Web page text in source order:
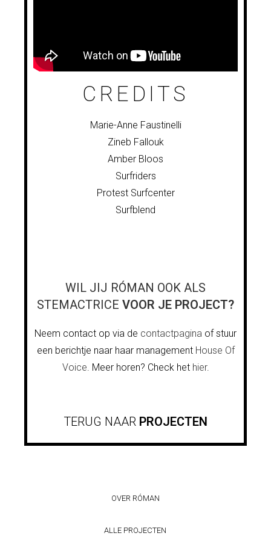
CREDITS
Marie-Anne Faustinelli
Zineb Fallouk
Amber Bloos
Surfriders
Protest Surfcenter
Surfblend
WIL JIJ RÓMAN OOK ALS
STEMACTRICE VOOR JE PROJECT?
Neem contact op via de contactpagina of stuur
een berichtje naar haar management House Of
Voice. Meer horen? Check het hier.
TERUG NAAR PROJECTEN
OVER RÓMAN
ALLE PROJECTEN